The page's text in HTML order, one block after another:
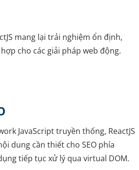
mang lại trải nghiệm ổn định,
cho các giải pháp web động.
JavaScript truyền thống, ReactJS
dung cần thiết cho SEO phía
tiếp tục xử lý qua virtual DOM.